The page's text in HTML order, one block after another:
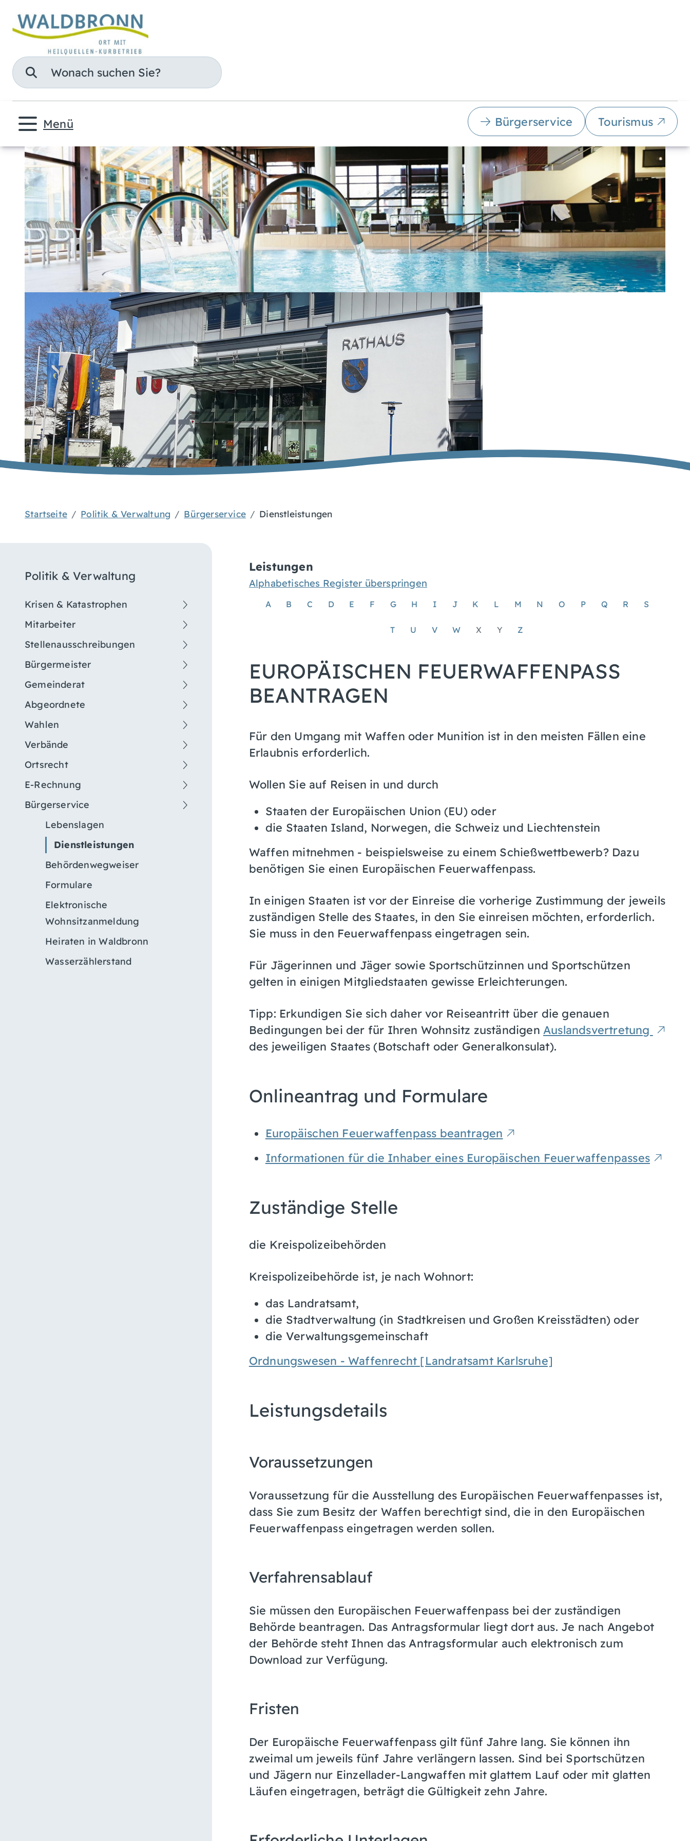
Suche
Menü Bürgerservice Tourismus
Startseite Politik & Verwaltung Bürgerservice Dienstleistungen
Politik & Verwaltung
Krisen & Katastrophen
Mitarbeiter
Stellenausschreibungen
Bürgermeister
Gemeinderat
Abgeordnete
Wahlen
Verbände
Ortsrecht
E-Rechnung
Bürgerservice
Lebenslagen
Dienstleistungen
Behördenwegweiser
Formulare
Elektronische
Wohnsitzanmeldung
Heiraten in Waldbronn
Wasserzählerstand
Leistungen
Alphabetisches Register überspringen
A B C D E F G H I J K L M N O P Q R S
T U V W X Y Z
EUROPÄISCHEN FEUERWAFFENPASS
BEANTRAGEN
Für den Umgang mit Waffen oder Munition ist in den meisten Fällen eine
Erlaubnis erforderlich.
Wollen Sie auf Reisen in und durch
Staaten der Europäischen Union (EU) oder
die Staaten Island, Norwegen, die Schweiz und Liechtenstein
Waffen mitnehmen - beispielsweise zu einem Schießwettbewerb? Dazu
benötigen Sie einen Europäischen Feuerwaffenpass.
In einigen Staaten ist vor der Einreise die vorherige Zustimmung der jeweils
zuständigen Stelle des Staates, in den Sie einreisen möchten, erforderlich.
Sie muss in den Feuerwaffenpass eingetragen sein.
Für Jägerinnen und Jäger sowie Sportschützinnen und Sportschützen
gelten in einigen Mitgliedstaaten gewisse Erleichterungen.
Tipp: Erkundigen Sie sich daher vor Reiseantritt über die genauen
Bedingungen bei der für Ihren Wohnsitz zuständigen Auslandsvertretung
des jeweiligen Staates (Botschaft oder Generalkonsulat).
Onlineantrag und Formulare
Europäischen Feuerwaffenpass beantragen
Informationen für die Inhaber eines Europäischen Feuerwaffenpasses
Zuständige Stelle
die Kreispolizeibehörden
Kreispolizeibehörde ist, je nach Wohnort:
das Landratsamt,
die Stadtverwaltung (in Stadtkreisen und Großen Kreisstädten) oder
die Verwaltungsgemeinschaft
Ordnungswesen - Waffenrecht [Landratsamt Karlsruhe]
Leistungsdetails
Voraussetzungen
Voraussetzung für die Ausstellung des Europäischen Feuerwaffenpasses ist,
dass Sie zum Besitz der Waffen berechtigt sind, die in den Europäischen
Feuerwaffenpass eingetragen werden sollen.
Verfahrensablauf
Sie müssen den Europäischen Feuerwaffenpass bei der zuständigen
Behörde beantragen. Das Antragsformular liegt dort aus. Je nach Angebot
der Behörde steht Ihnen das Antragsformular auch elektronisch zum
Download zur Verfügung.
Fristen
Der Europäische Feuerwaffenpass gilt fünf Jahre lang. Sie können ihn
zweimal um jeweils fünf Jahre verlängern lassen. Sind bei Sportschützen
und Jägern nur Einzellader-Langwaffen mit glattem Lauf oder mit glatten
Läufen eingetragen, beträgt die Gültigkeit zehn Jahre.